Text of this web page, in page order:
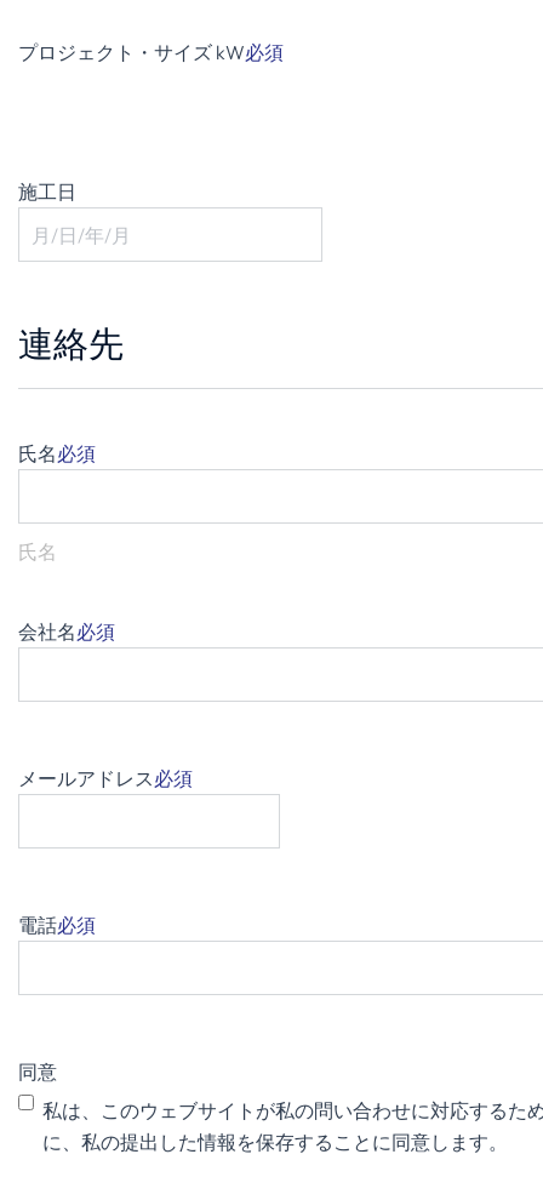
プロジェクト・サイズ kW必須
施工日
連絡先
氏名必須
氏名
会社名必須
メールアドレス必須
電話必須
同意
私は、このウェブサイトが私の問い合わせに対応するた
に、私の提出した情報を保存することに同意します。